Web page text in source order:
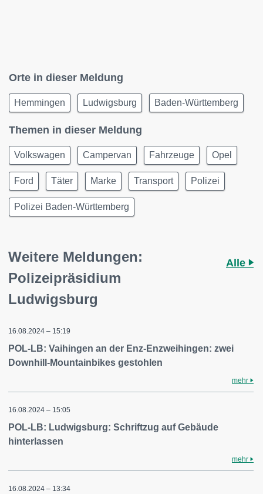
Orte in dieser Meldung
Hemmingen Ludwigsburg Baden-Württemberg
Themen in dieser Meldung
Volkswagen Campervan Fahrzeuge Opel
Ford Täter Marke Transport Polizei
Polizei Baden-Württemberg
Weitere Meldungen:
Polizeipräsidium
Ludwigsburg
Alle
16.08.2024 – 15:19
POL-LB: Vaihingen an der Enz-Enzweihingen: zwei
Downhill-Mountainbikes gestohlen
mehr
16.08.2024 – 15:05
POL-LB: Ludwigsburg: Schriftzug auf Gebäude
hinterlassen
mehr
16.08.2024 – 13:34